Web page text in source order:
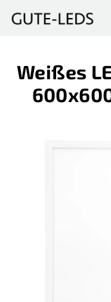
Inhalt
Weißes